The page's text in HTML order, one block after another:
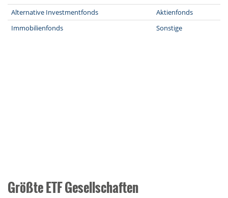
Alternative Investmentfonds
Aktienfonds
Immobilienfonds
Sonstige
Größte ETF Gesellschaften